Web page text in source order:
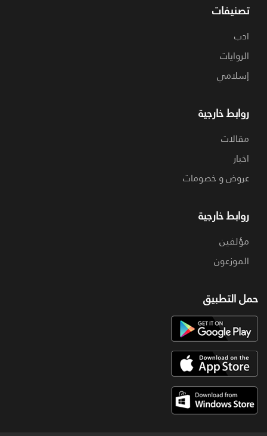
تصنيفات
ادب
الروايات
إسلامي
روابط خارجية
مقالات
اخبار
عروض و خصومات
روابط خارجية
مؤلفين
الموزعون
حمل التطبيق